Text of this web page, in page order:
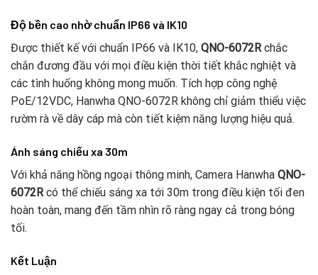
Độ bền cao nhờ chuẩn IP66 và IK10
Được thiết kế với chuẩn IP66 và IK10, QNO-6072Rchắc
chắn đương đầu với mọi điều kiện thời tiết khắc nghiệt và
các tình huống không mong muốn. Tích hợp công nghệ
PoE/12VDC, Hanwha QNO-6072R không chỉ giảm thiểu việc
rườm rà về dây cáp mà còn tiết kiệm năng lượng hiệu quả.
Ánh sáng chiếu xa 30m
Với khả năng hồng ngoại thông minh, Camera Hanwha QNO-
6072Rcó thể chiếu sáng xa tới 30m trong điều kiện tối đen
hoàn toàn, mang đến tầm nhìn rõ ràng ngay cả trong bóng
tối.
Kết Luận